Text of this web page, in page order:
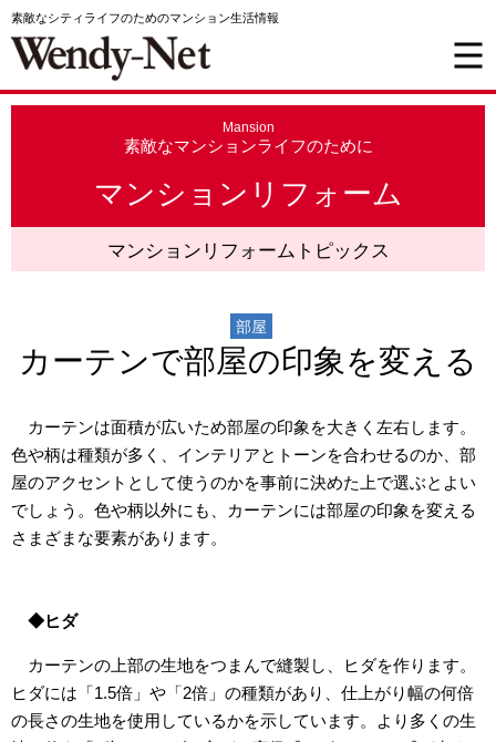
素敵なシティライフのためのマンション生活情報
Mansion
素敵なマンションライフのために
マンションリフォーム
マンションリフォームトピックス
部屋
カーテンで部屋の印象を変える
カーテンは面積が広いため部屋の印象を大きく左右します。
色や柄は種類が多く、インテリアとトーンを合わせるのか、部
屋のアクセントとして使うのかを事前に決めた上で選ぶとよい
でしょう。色や柄以外にも、カーテンには部屋の印象を変える
さまざまな要素があります。
◆ヒダ
カーテンの上部の生地をつまんで縫製し、ヒダを作ります。
ヒダには「1.5倍」や「2倍」の種類があり、仕上がり幅の何倍
の長さの生地を使用しているかを示しています。より多くの生